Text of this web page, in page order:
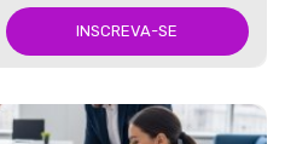
INSCREVA-SE